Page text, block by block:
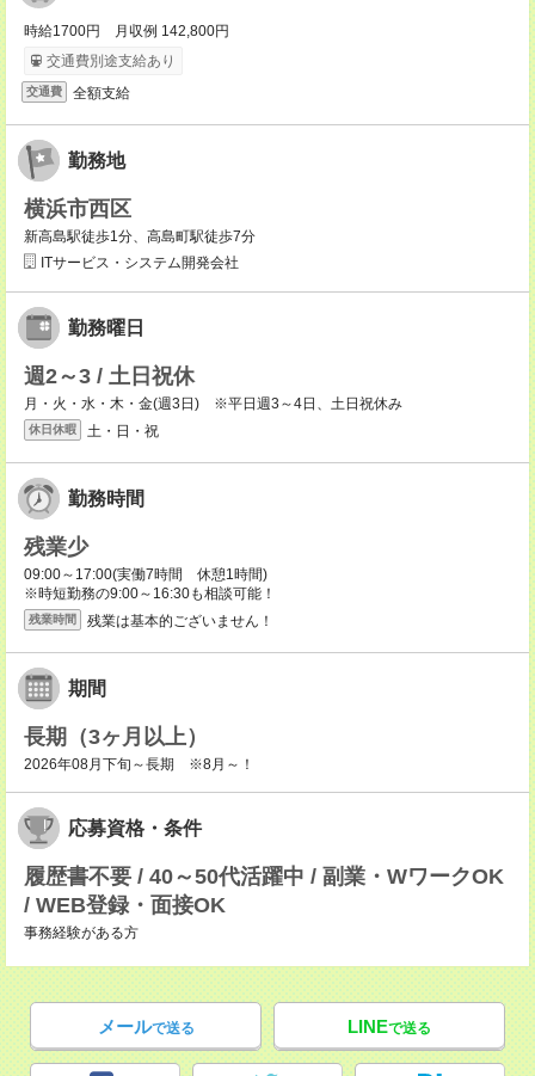
時給1700円 月収例 142,800円
交通費別途支給あり
交通費 全額支給
勤務地
横浜市西区
新高島駅徒歩1分、高島町駅徒歩7分
ITサービス・システム開発会社
勤務曜日
週2～3 / 土日祝休
月・火・水・木・金(週3日) ※平日週3～4日、土日祝休み
休日休暇 土・日・祝
勤務時間
残業少
09:00～17:00(実働7時間 休憩1時間)
※時短勤務の9:00～16:30も相談可能！
残業時間 残業は基本的ございません！
期間
長期（3ヶ月以上）
2026年08月下旬～長期 ※8月～！
応募資格・条件
履歴書不要 / 40～50代活躍中 / 副業・WワークOK
/ WEB登録・面接OK
事務経験がある方
メールで送る LINEで送る